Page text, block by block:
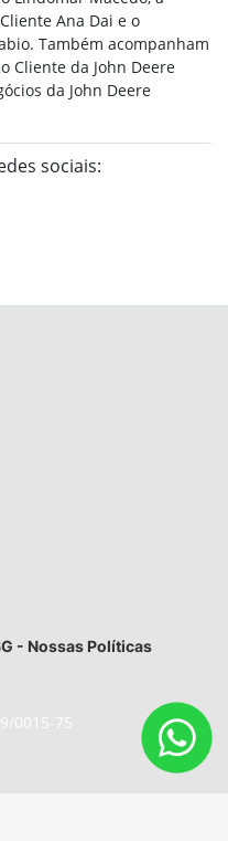
Ana Dai e o
Também acompanham
Cliente da John Deere
da John Deere
sociais:
- Nossas Políticas
0015-75